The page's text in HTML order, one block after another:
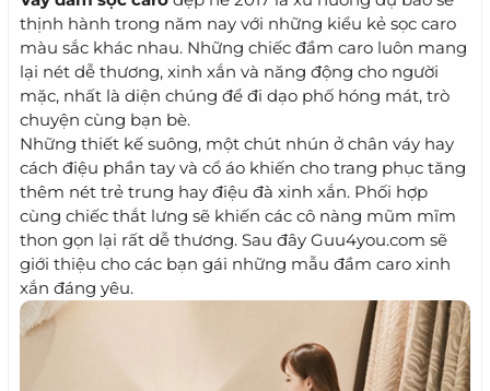
thịnh hành trong năm nay với những kiểu kẻ sọc caro
màu sắc khác nhau. Những chiếc đầm caro luôn mang
lại nét dễ thương, xinh xắn và năng động cho người
mặc, nhất là diện chúng để đi dạo phố hóng mát, trò
chuyện cùng bạn bè.
Những thiết kế suông, một chút nhún ở chân váy hay
cách điệu phần tay và cổ áo khiến cho trang phục tăng
thêm nét trẻ trung hay điệu đà xinh xắn. Phối hợp
cùng chiếc thắt lưng sẽ khiến các cô nàng mũm mĩm
thon gọn lại rất dễ thương. Sau đây Guu4you.com sẽ
giới thiệu cho các bạn gái những mẫu đầm caro xinh
xắn đáng yêu.